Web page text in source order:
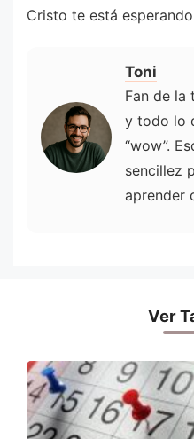
Cristo te está
Toni
Fan de la
y todo lo
“wow”.
sencillez
aprender
Ver